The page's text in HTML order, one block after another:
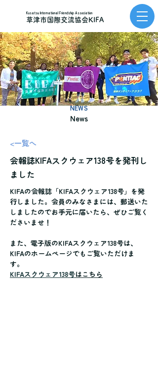
Kusatsu International Friendship Association
草津市国際交流協会KIFA
NEWS
News
<一覧へ
会報誌KIFAスクウェア138号を発刊し
ました
KIFAの会報誌「KIFAスクウェア138号」を発
行しました。会員のみなさまには、郵送いた
しましたのでお手元に届いたら、ぜひご覧く
ださいませ！
また、電子版のKIFAスクウェア138号は、
KIFAのホームページでもご覧いただけま
す。
KIFAスクウェア138号はこちら